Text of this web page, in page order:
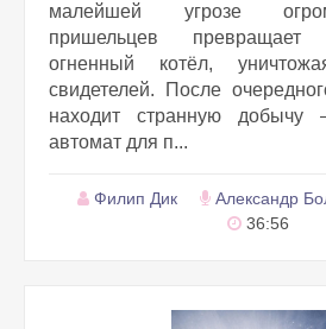
малейшей угрозе
пришельцев
огненный котёл,
свидетелей. После
находит странную добычу
автомат для п...
Филип Дик
Александр
36:56